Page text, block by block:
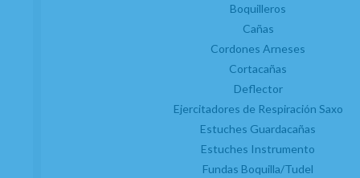
Boquilleros
Cañas
Cordones Arneses
Cortacañas
Deflector
Ejercitadores de Respiración Saxo
Estuches Guardacañas
Estuches Instrumento
Fundas Boquilla/Tudel